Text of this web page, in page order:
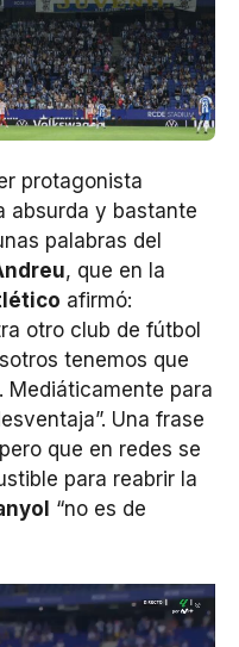
protagonista
absurda y bastante
palabras del
, que en la
afirmó:
otro club de fútbol
tenemos que
Mediáticamente para
Una frase
que en redes se
para reabrir la
“no es de